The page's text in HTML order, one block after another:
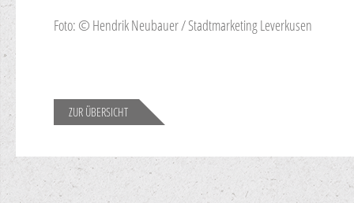
Foto: © Hendrik Neubauer / Stadtmarketing Leverkusen
ZUR ÜBERSICHT